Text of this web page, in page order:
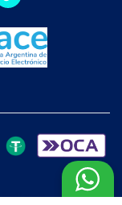
FoxTienda